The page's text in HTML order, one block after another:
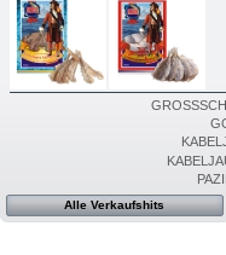
Alle Verkaufshits